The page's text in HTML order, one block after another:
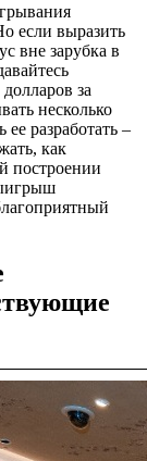
если выразить
вне зарубка в
за
несколько
разработать –
как
построении